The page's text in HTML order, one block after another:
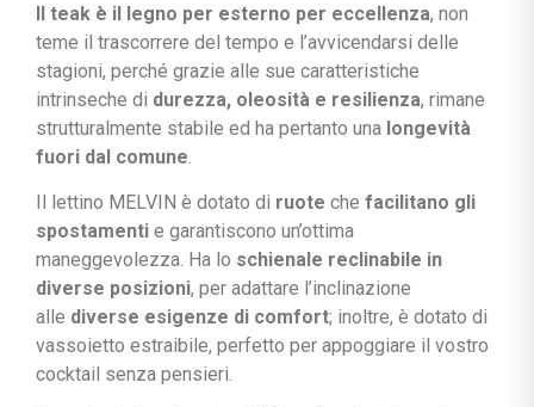
Il teak è il legno per esterno per eccellenza, non
teme il trascorrere del tempo e l’avvicendarsi delle
stagioni, perché grazie alle sue caratteristiche
intrinseche di durezza, oleosità e resilienza, rimane
strutturalmente stabile ed ha pertanto una longevità
fuori dal comune
Il lettino MELVIN è dotato di ruote che facilitano gli
spostamenti e garantiscono un’ottima
maneggevolezza. Ha lo schienale reclinabile in
diverse posizioni, per adattare l’inclinazione
alle diverse esigenze di comfort; inoltre, è dotato di
vassoietto estraibile, perfetto per appoggiare il vostro
cocktail senza pensieri.